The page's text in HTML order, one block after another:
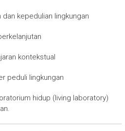
kepedulian lingkungan
kontekstual
peduli lingkungan
hidup (living laboratory)